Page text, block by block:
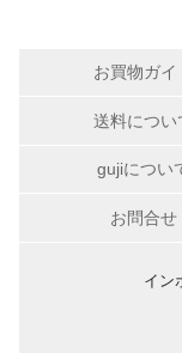
お買物ガイ
送料につい
gujiについ
お問合せ
イン